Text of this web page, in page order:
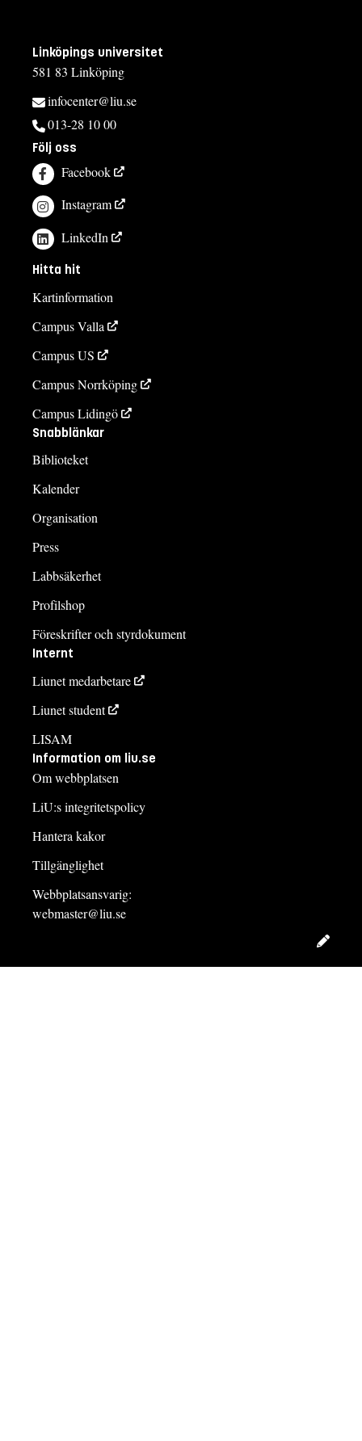
Linköpings universitet
581 83 Linköping
infocenter@liu.se
013-28 10 00
Följ oss
Facebook
Instagram
LinkedIn
Hitta hit
Kartinformation
Campus Valla
Campus US
Campus Norrköping
Campus Lidingö
Snabblänkar
Biblioteket
Kalender
Organisation
Press
Labbsäkerhet
Profilshop
Föreskrifter och styrdokument
Internt
Liunet medarbetare
Liunet student
LISAM
Information om liu.se
Om webbplatsen
LiU:s integritetspolicy
Hantera kakor
Tillgänglighet
Webbplatsansvarig:
webmaster@liu.se